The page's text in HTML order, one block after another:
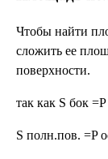
Чтобы найти
сложить ее
поверхности.
так как S бок
S полн.пов. =P